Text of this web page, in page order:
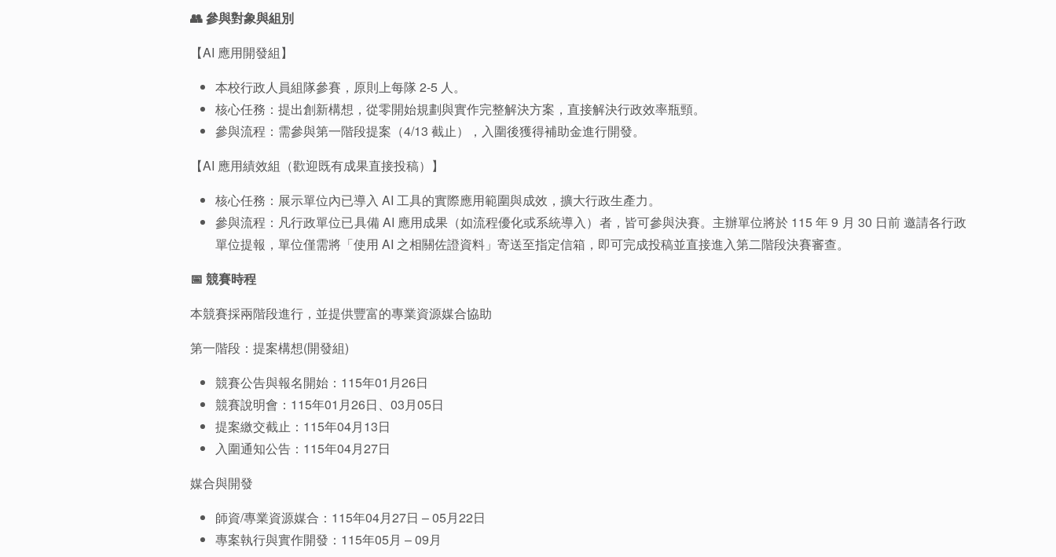
👥 參與對象與組別
【AI 應用開發組】
本校行政人員組隊參賽，原則上每隊 2-5 人。
核心任務：提出創新構想，從零開始規劃與實作完整解決方案，直接解決行政效率瓶頸。
參與流程：需參與第一階段提案（4/13 截止），入圍後獲得補助金進行開發。
【AI 應用績效組（歡迎既有成果直接投稿）】
核心任務：展示單位內已導入 AI 工具的實際應用範圍與成效，擴大行政生產力。
參與流程：凡行政單位已具備 AI 應用成果（如流程優化或系統導入）者，皆可參與決賽。主辦單位將於 115 年 9 月 30 日前 邀請各行政
單位提報，單位僅需將「使用 AI 之相關佐證資料」寄送至指定信箱，即可完成投稿並直接進入第二階段決賽審查。
📅 競賽時程
本競賽採兩階段進行，並提供豐富的專業資源媒合協助
第一階段：提案構想(開發組)
競賽公告與報名開始：115年01月26日
競賽說明會：115年01月26日、03月05日
提案繳交截止：115年04月13日
入圍通知公告：115年04月27日
媒合與開發
師資/專業資源媒合：115年04月27日 – 05月22日
專案執行與實作開發：115年05月 – 09月